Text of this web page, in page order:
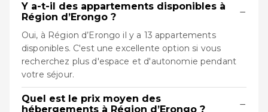
Y a-t-il des appartements disponibles à
Région d’Erongo ?
−
Oui, à Région d’Erongo il y a 13 appartements
disponibles. C'est une excellente option si vous
recherchez plus d'espace et d'autonomie pendant
votre séjour.
Quel est le prix moyen des
hébergements à Région d’Erongo ?
−